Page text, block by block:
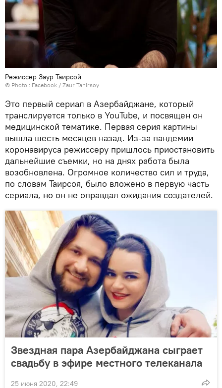
Режиссер Заур Таирсой
© Photo : Facebook / Zaur Tahirsoy
Это первый сериал в Азербайджане, который
транслируется только в YouTube, и посвящен он
медицинской тематике. Первая серия картины
вышла шесть месяцев назад. Из-за пандемии
коронавируса режиссеру пришлось приостановить
дальнейшие съемки, но на днях работа была
возобновлена. Огромное количество сил и труда,
по словам Таирсоя, было вложено в первую часть
сериала, но он не оправдал ожидания создателей.
Звездная пара Азербайджана сыграет
свадьбу в эфире местного телеканала
25 июня 2020, 22:49